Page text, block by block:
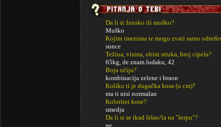
Da li si žensko ili muško?
Muško
Kojim imenima te mogu zvati samo
sunce
Težina, visina, obim struka, broj cipela?
65kg, de znam ludaku, 42
Boja očiju?
kombinacija zelene i braon
Koliko ti je dugačka kosa (u cm)?
ma ti nisi normalan
Koloritet kose?
smedja
Da li si se ikad šišao/la na "šerpu"?
ne